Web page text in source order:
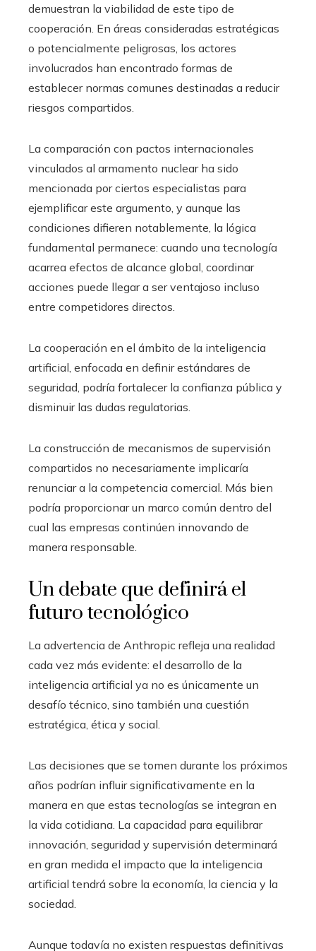
demuestran la viabilidad de este tipo de
cooperación. En áreas consideradas estratégicas
o potencialmente peligrosas, los actores
involucrados han encontrado formas de
establecer normas comunes destinadas a reducir
riesgos compartidos.
La comparación con pactos internacionales
vinculados al armamento nuclear ha sido
mencionada por ciertos especialistas para
ejemplificar este argumento, y aunque las
condiciones difieren notablemente, la lógica
fundamental permanece: cuando una tecnología
acarrea efectos de alcance global, coordinar
acciones puede llegar a ser ventajoso incluso
entre competidores directos.
La cooperación en el ámbito de la inteligencia
artificial, enfocada en definir estándares de
seguridad, podría fortalecer la confianza pública y
disminuir las dudas regulatorias.
La construcción de mecanismos de supervisión
compartidos no necesariamente implicaría
renunciar a la competencia comercial. Más bien
podría proporcionar un marco común dentro del
cual las empresas continúen innovando de
manera responsable.
Un debate que definirá el
futuro tecnológico
La advertencia de Anthropic refleja una realidad
cada vez más evidente: el desarrollo de la
inteligencia artificial ya no es únicamente un
desafío técnico, sino también una cuestión
estratégica, ética y social.
Las decisiones que se tomen durante los próximos
años podrían influir significativamente en la
manera en que estas tecnologías se integran en
la vida cotidiana. La capacidad para equilibrar
innovación, seguridad y supervisión determinará
en gran medida el impacto que la inteligencia
artificial tendrá sobre la economía, la ciencia y la
sociedad.
Aunque todavía no existen respuestas definitivas